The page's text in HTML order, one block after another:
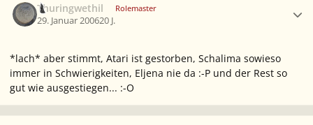
Thuringwethil Rolemaster
29. Januar 200620 J.
*lach* aber stimmt, Atari ist gestorben, Schalima sowieso
immer in Schwierigkeiten, Eljena nie da :-P und der Rest so
gut wie ausgestiegen... :-O